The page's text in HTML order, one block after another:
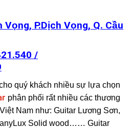
P.Dịch Vọng, Q. Cầu
/
quý khách nhiều sự lựa chọn
phân phối rất nhiều các thương
Nam như: Guitar Lương Sơn,
Solid wood…… Guitar